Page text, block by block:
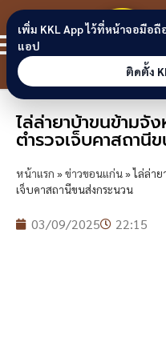
Skip to content
ไล่ล่ายาบ้าขนข้าม
ตำรวจเจ็บคาสถานี
หน้าแรก »ข่าวขอนแก่น»ไล่ล่าย
เจ็บคาสถานีขนส่งกระนวน
03/09/2025 22:15
เพิ่ม KKL App ไว้ที่หน้าจอมือถื
แอป
ติดตั้ง